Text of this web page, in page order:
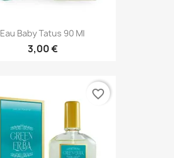
Eau Baby Tatus 90 Ml
3,00 €
favorite_border